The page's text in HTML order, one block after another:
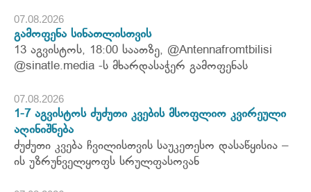
07.08.2026
გამოფენა სინათლისთვის
13 აგვისტოს, 18:00 საათზე, @Antennafromtbilisi
@sinatle.media -ს მხარდასაჭერ გამოფენას
07.08.2026
1-7 აგვისტოს ძუძუთი კვების მსოფლიო კვირეული
აღინიშნება
ძუძუთი კვება ჩვილისთვის საუკეთესო დასაწყისია –
ის უზრუნველყოფს სრულფასოვან